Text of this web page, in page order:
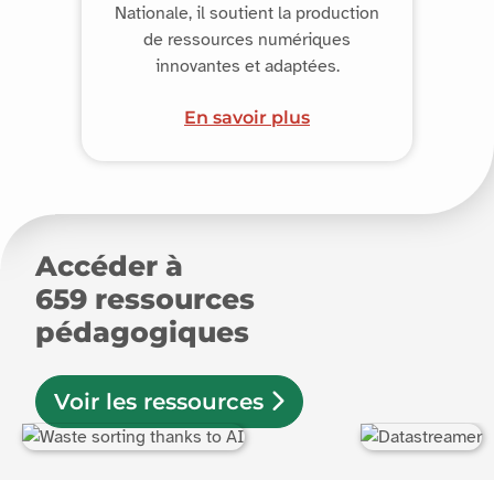
Nationale, il soutient la production
de ressources numériques
innovantes et adaptées.
En savoir plus
Accéder à
659 ressources
pédagogiques
Voir les ressources